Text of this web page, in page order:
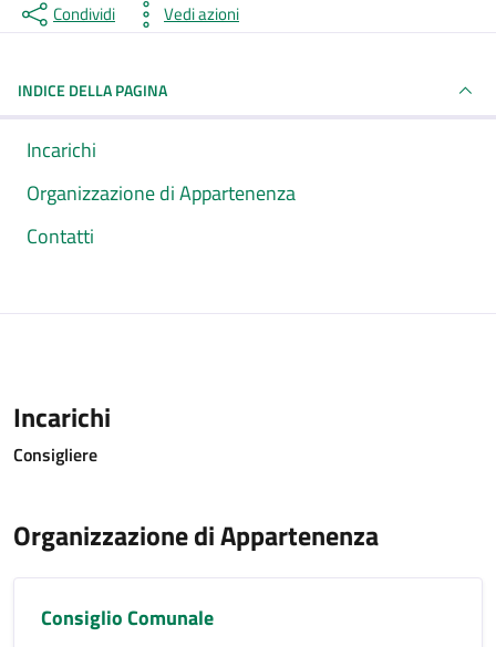
Condividi Vedi azioni
INDICE DELLA PAGINA
Incarichi
Organizzazione di Appartenenza
Contatti
Incarichi
Consigliere
Organizzazione di Appartenenza
Consiglio Comunale